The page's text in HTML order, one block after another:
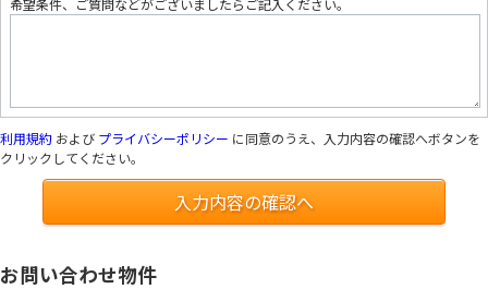
希望条件、ご質問などがございましたらご記入ください。
利用規約 および プライバシーポリシー に同意のうえ、入力内容の確認へボタンを
クリックしてください。
入力内容の確認へ
お問い合わせ物件